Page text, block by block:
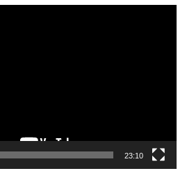
23:10